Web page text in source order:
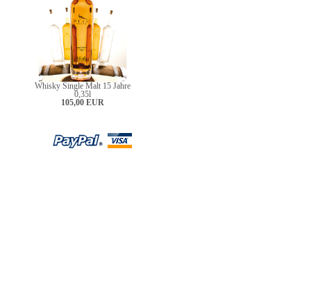
Whisky Single Malt 15 Jahre
0,35l
105,00 EUR